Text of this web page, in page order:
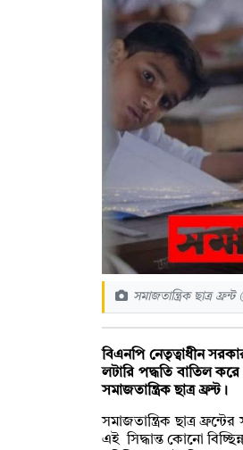
সমাজতান্ত্রিক ছাত্র
বিএনপি নেতৃত্বাধীন
লটারি পদ্ধতি বাতিল করে
সমাজতান্ত্রিক ছাত্র ফ্রন্ট।
সমাজতান্ত্রিক ছাত্র
এই সিদ্ধান্ত কোনো